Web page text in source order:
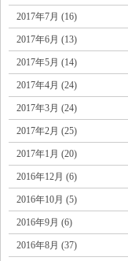
2017年7月 (16)
2017年6月 (13)
2017年5月 (14)
2017年4月 (24)
2017年3月 (24)
2017年2月 (25)
2017年1月 (20)
2016年12月 (6)
2016年10月 (5)
2016年9月 (6)
2016年8月 (37)